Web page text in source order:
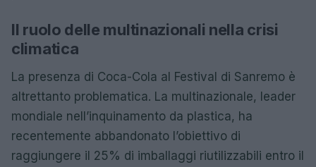
Il ruolo delle multinazionali nella crisi
climatica
La presenza di Coca-Cola al Festival di Sanremo è
altrettanto problematica. La multinazionale, leader
mondiale nell’inquinamento da plastica, ha
recentemente abbandonato l’obiettivo di
raggiungere il 25% di imballaggi riutilizzabili entro il